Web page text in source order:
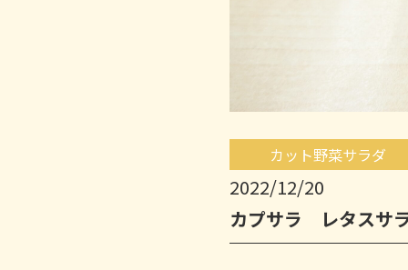
カット野菜サラダ
2022/12/20
カプサラ レタスサ